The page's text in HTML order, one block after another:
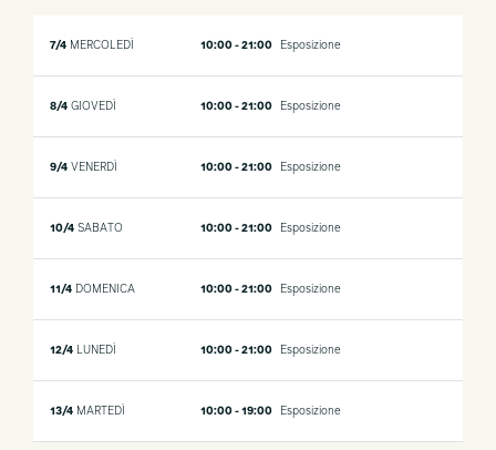
7/4 MERCOLEDÌ 10:00 - 21:00 Esposizione
8/4 GIOVEDÌ 10:00 - 21:00 Esposizione
9/4 VENERDÌ 10:00 - 21:00 Esposizione
10/4 SABATO 10:00 - 21:00 Esposizione
11/4 DOMENICA 10:00 - 21:00 Esposizione
12/4 LUNEDÌ 10:00 - 21:00 Esposizione
13/4 MARTEDÌ 10:00 - 19:00 Esposizione